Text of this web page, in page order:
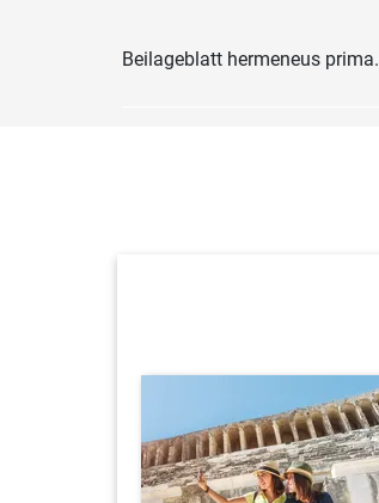
Beilageblatt hermeneus prima.